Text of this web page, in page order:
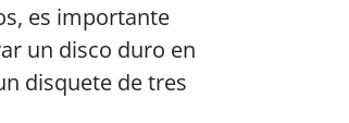
es importante
un disco duro en
disquete de tres